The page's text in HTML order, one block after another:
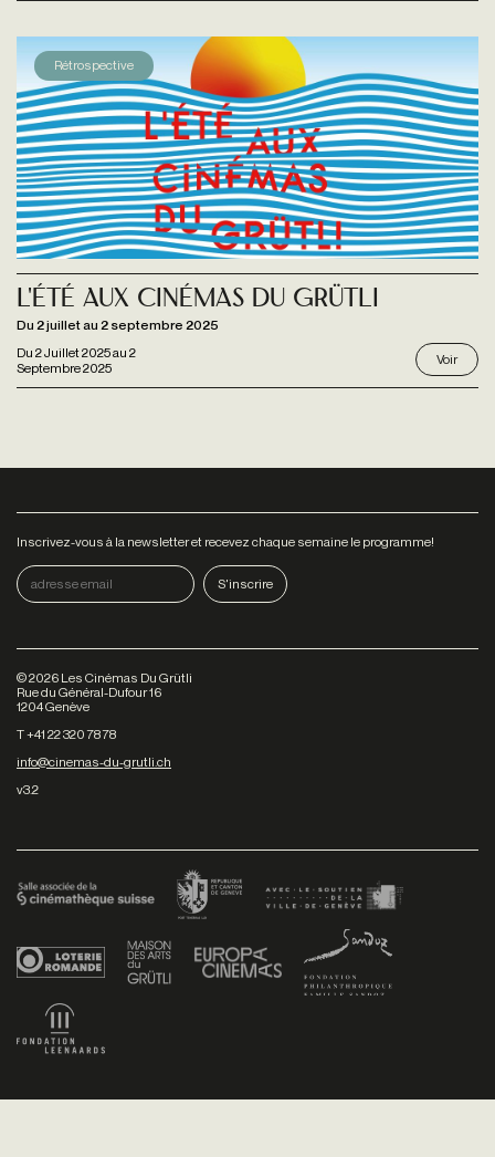
Rétrospective
Du 2 Juillet 2025au 2
Septembre 2025
L'Été aux Cinémas du Grütli
Du 2 juillet au 2 septembre 2025
Voir
Inscrivez-vous à la newsletter et recevez chaque semaine le programme!
©2026 Les Cinémas Du Grütli
Rue du Général-Dufour 16
1204 Genève
T +41 22 320 78 78
info@cinemas-du-grutli.ch
v3.2